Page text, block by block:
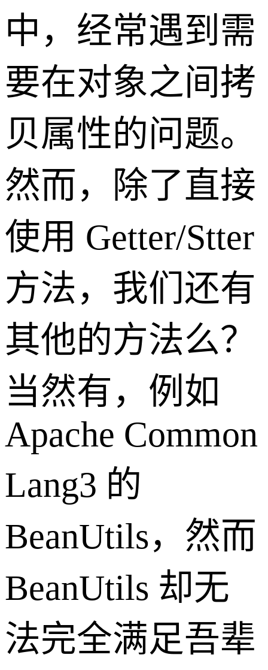
中，经常遇到需
要在对象之间拷
贝属性的问题。
然而，除了直接
使用 Getter/Stter
方法，我们还有
其他的方法么？
当然有，例如
Apache Common
Lang3 的
BeanUtils，然而
BeanUtils 却无
法完全满足吾辈